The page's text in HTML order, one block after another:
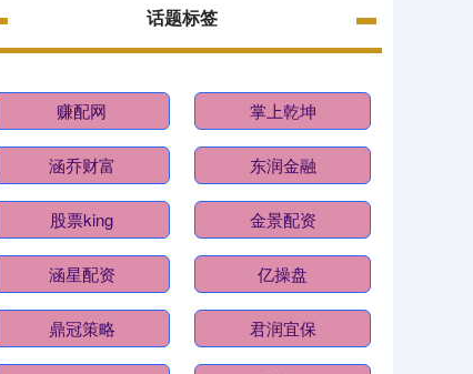
话题标签
赚配网 掌上乾坤
涵乔财富 东润金融
股票king 金景配资
涵星配资 亿操盘
鼎冠策略 君润宜保